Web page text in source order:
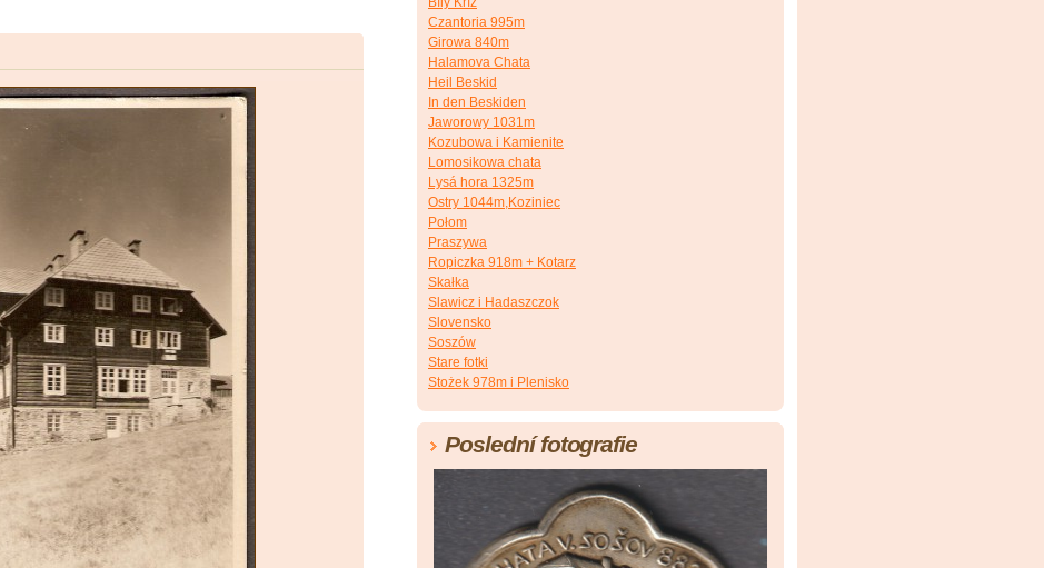
Czantoria 995m
Girowa 840m
Halamova Chata
Heil Beskid
In den Beskiden
Jaworowy 1031m
Kozubowa i Kamienite
Lomosikowa chata
Lysá hora 1325m
Ostry 1044m,Koziniec
Połom
Praszywa
Ropiczka 918m + Kotarz
Skałka
Slawicz i Hadaszczok
Slovensko
Soszów
Stare fotki
Stożek 978m i Plenisko
Poslední fotografie